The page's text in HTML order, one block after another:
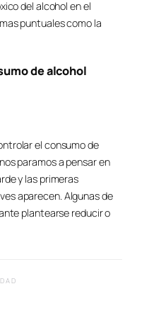
del alcohol en el
puntuales como la
de alcohol
el consumo de
paramos a pensar en
y las primeras
aparecen. Algunas de
plantearse reducir o